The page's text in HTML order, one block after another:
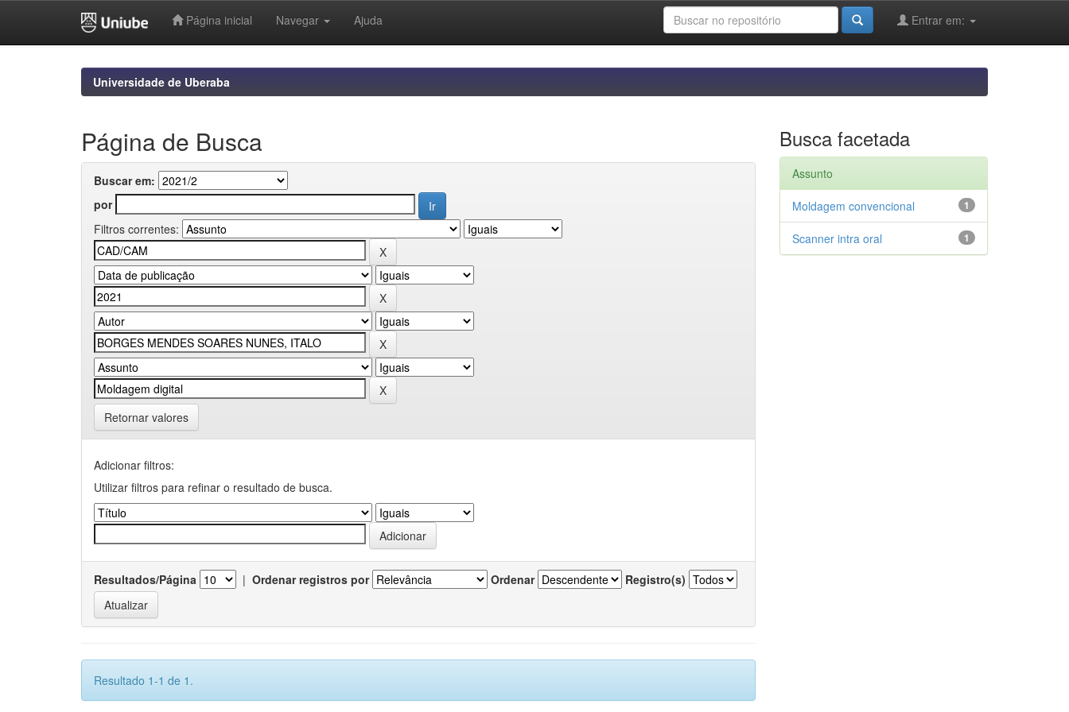
Página inicial Navegar Ajuda Entrar em:
Universidade de Uberaba
Página de Busca
Buscar em:
por
Filtros correntes:
Retornar valores
Adicionar filtros:
Utilizar filtros para refinar o resultado de busca.
Resultados/Página | Ordenar registros por Ordenar Registro(s)
Resultado 1-1 de 1.
Busca facetada
Assunto
1
Moldagem convencional
1
Scanner intra oral